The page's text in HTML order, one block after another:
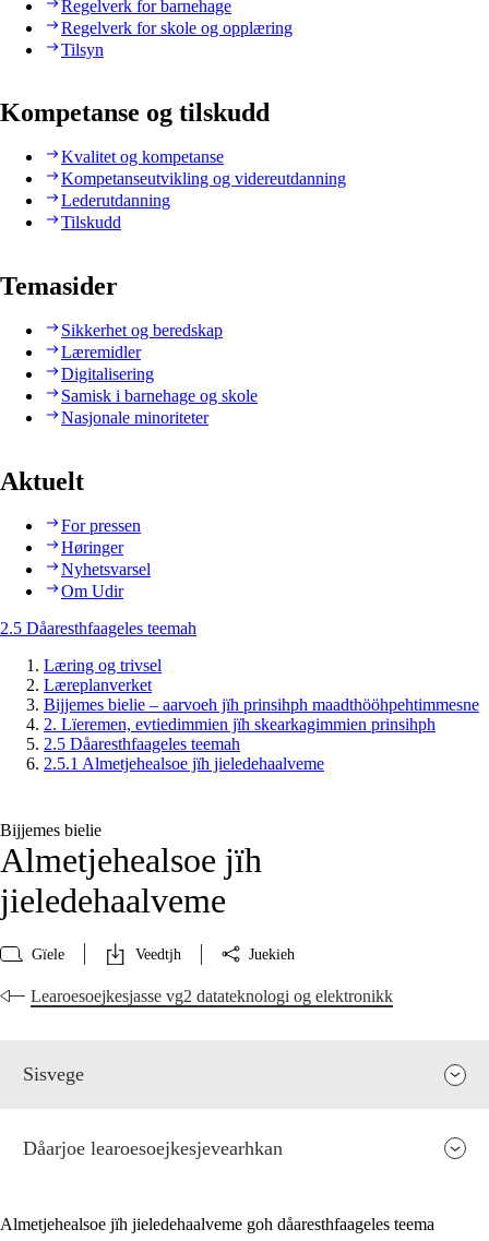
Regelverk for barnehage
Regelverk for skole og opplæring
Tilsyn
Kompetanse og tilskudd
Kvalitet og kompetanse
Kompetanseutvikling og videreutdanning
Lederutdanning
Tilskudd
Temasider
Sikkerhet og beredskap
Læremidler
Digitalisering
Samisk i barnehage og skole
Nasjonale minoriteter
Aktuelt
For pressen
Høringer
Nyhetsvarsel
Om Udir
2.5 Dåaresthfaageles teemah
Læring og trivsel
Læreplanverket
Bijjemes bielie – aarvoeh jïh prinsihph maadthööhpehtimmesne
2. Lïeremen, evtiedimmien jïh skearkagimmien prinsihph
2.5 Dåaresthfaageles teemah
2.5.1 Almetjehealsoe jïh jieledehaalveme
Bijjemes bielie
Almetjehealsoe jïh
jieledehaalveme
Gïele Veedtjh Juekieh
Learoesoejkesjasse vg2 datateknologi og elektronikk
Sisvege
Dåarjoe learoesoejkesjevearhkan
Almetjehealsoe jïh jieledehaalveme goh dåaresthfaageles teema